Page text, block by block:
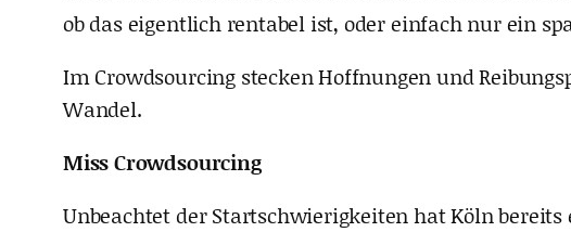
ob das eigentlich rentabel ist, oder einfach nur ein
Im Crowdsourcing stecken Hoffnungen und
Wandel.
Miss Crowdsourcing
Unbeachtet der Startschwierigkeiten hat Köln